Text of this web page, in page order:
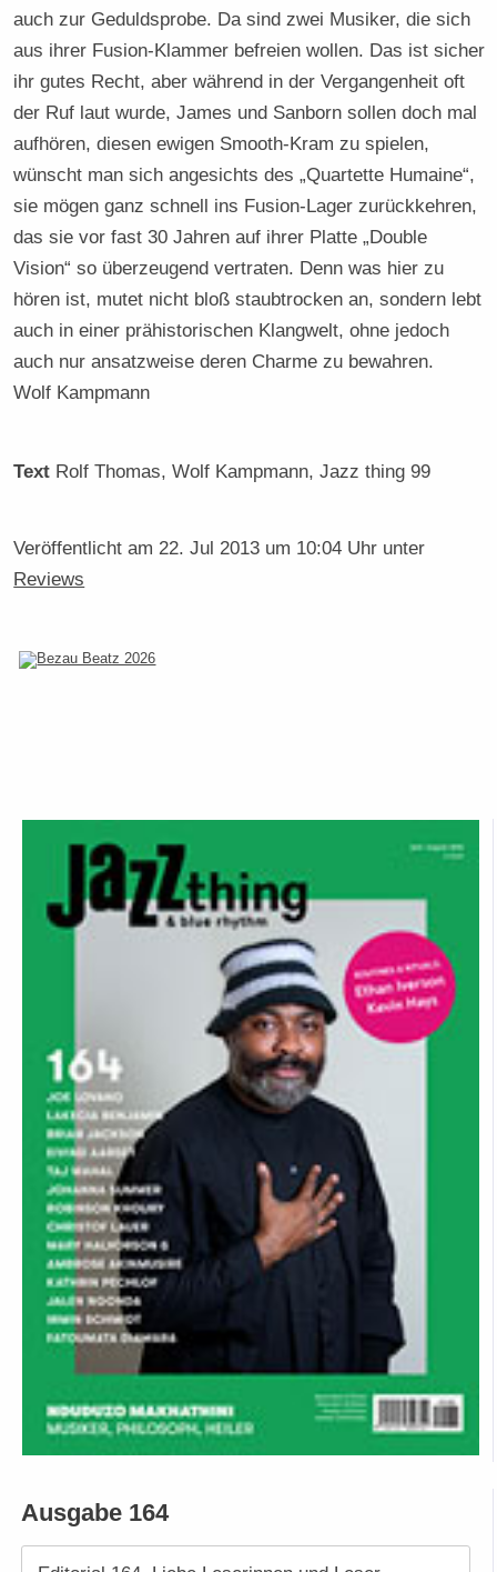
auch zur Geduldsprobe. Da sind zwei Musiker, die sich
aus ihrer Fusion-Klammer befreien wollen. Das ist sicher
ihr gutes Recht, aber während in der Vergangenheit oft
der Ruf laut wurde, James und Sanborn sollen doch mal
aufhören, diesen ewigen Smooth-Kram zu spielen,
wünscht man sich angesichts des „Quartette Humaine“,
sie mögen ganz schnell ins Fusion-Lager zurückkehren,
das sie vor fast 30 Jahren auf ihrer Platte „Double
Vision“ so überzeugend vertraten. Denn was hier zu
hören ist, mutet nicht bloß staubtrocken an, sondern lebt
auch in einer prähistorischen Klangwelt, ohne jedoch
auch nur ansatzweise deren Charme zu bewahren.
Wolf Kampmann
Text Rolf Thomas, Wolf Kampmann, Jazz thing 99
Veröffentlicht am22. Jul 2013 um 10:04 Uhr unter
Reviews
Ausgabe 164